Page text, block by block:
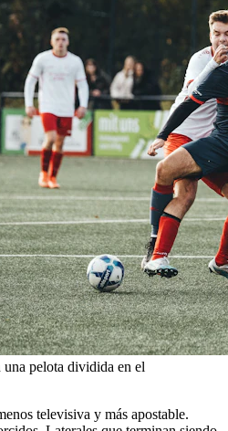
pelota dividida en el
televisiva y más apostable.